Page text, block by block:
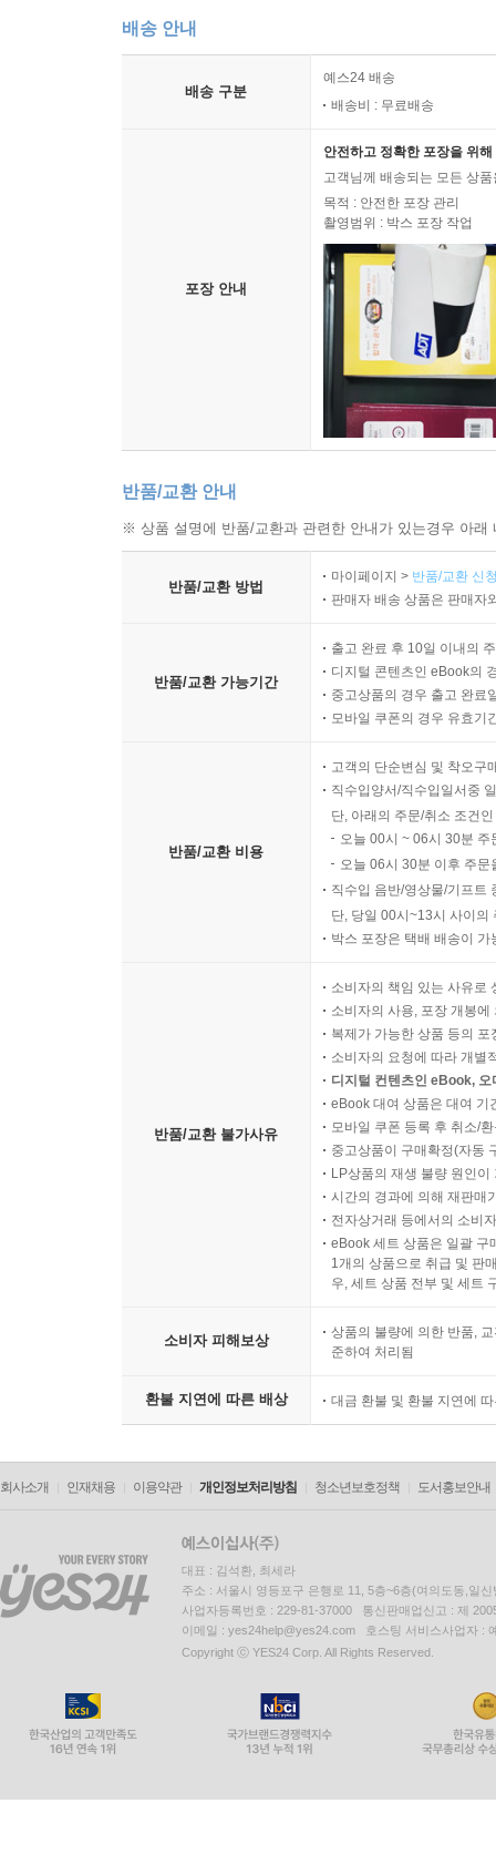
배송 안내
배송 구분
예스24 배송
배송비 : 무료배송
포장 안내
안전하고 정확한 포장을 위
고객님께 배송되는 모든 상
목적 : 안전한 포장 관리
촬영범위 : 박스 포장 작업
반품/교환 안내
※ 상품 설명에 반품/교환과 관련한 안내가 있는경우 아
반품/교환 방법
마이페이지 > 반품/교환 신
판매자 배송 상품은 판매자
반품/교환 가능기간
출고 완료 후 10일 이내의
디지털 콘텐츠인 eBook의
중고상품의 경우 출고 완료
모바일 쿠폰의 경우 유효기
반품/교환 비용
고객의 단순변심 및 착오구
직수입양서/직수입일서중
단, 아래의 주문/취소 조건
오늘 00시 ~ 06시 30분
오늘 06시 30분 이후 주
직수입 음반/영상물/기프트
단, 당일 00시~13시 사이의
박스 포장은 택배 배송이
반품/교환 불가사유
소비자의 책임 있는 사유로
소비자의 사용, 포장 개봉
복제가 가능한 상품 등의
소비자의 요청에 따라 개별
디지털 컨텐츠인 eBook,
eBook 대여 상품은 대여 기
모바일 쿠폰 등록 후 취소/
중고상품이 구매확정(자동
LP상품의 재생 불량 원인
시간의 경과에 의해 재판매
전자상거래 등에서의 소비
eBook 세트 상품은 일괄 구
1개의 상품으로 취급 및 판
우, 세트 상품 전부 및 세트
소비자 피해보상
상품의 불량에 의한 반품,
준하여 처리됨
환불 지연에 따른 배상 대금 환불 및 환불 지연에
회사소개 인재채용 이용약관 개인정보처리방침 청소년보호정책 도서홍보안내
대표 : 김석환, 최세라
주소 : 서울시 영등포구 은행로 11, 5층~6층(여의도동,일신
사업자등록번호 : 229-81-37000 통신판매업신고 : 제
이메일 : yes24help@yes24.com 호스팅 서비스사업자 :
Copyright ⓒ YES24 Corp. All Rights Reserved.